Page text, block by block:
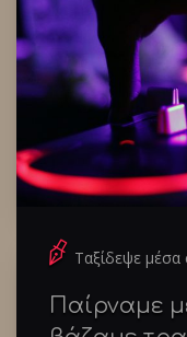
Ταξίδεψε μέσα
Παίρναμε